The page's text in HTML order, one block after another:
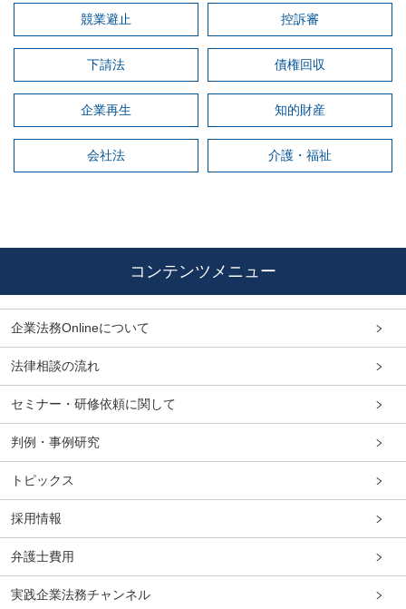
競業避止 控訴審
下請法 債権回収
企業再生 知的財産
会社法 介護・福祉
コンテンツメニュー
企業法務Onlineについて
法律相談の流れ
セミナー・研修依頼に関して
判例・事例研究
トピックス
採用情報
弁護士費用
実践企業法務チャンネル